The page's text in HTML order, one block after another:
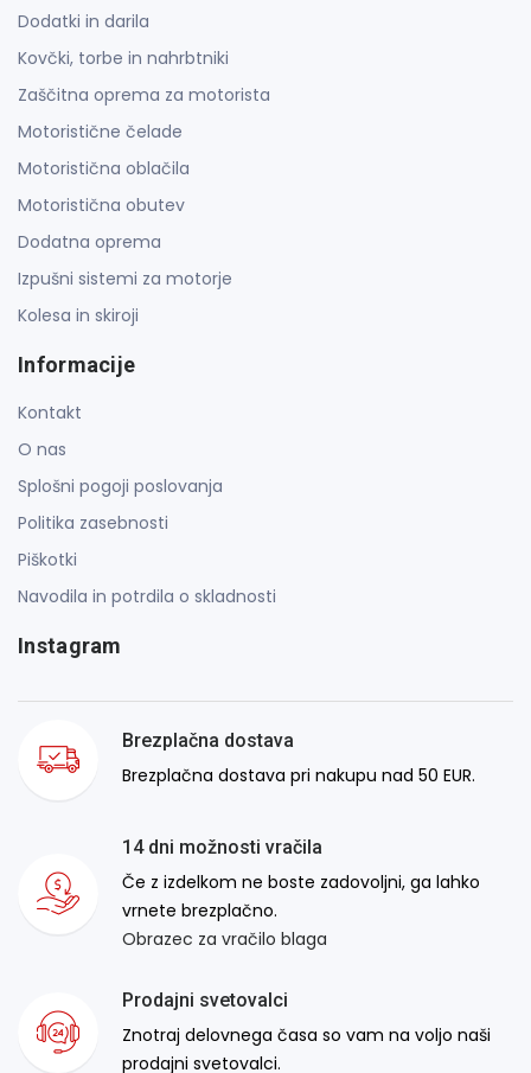
Dodatki in darila
Kovčki, torbe in nahrbtniki
Zaščitna oprema za motorista
Motoristične čelade
Motoristična oblačila
Motoristična obutev
Dodatna oprema
Izpušni sistemi za motorje
Kolesa in skiroji
Informacije
Kontakt
O nas
Splošni pogoji poslovanja
Politika zasebnosti
Piškotki
Navodila in potrdila o skladnosti
Instagram
Brezplačna dostava
Brezplačna dostava pri nakupu nad 50 EUR.
14 dni možnosti vračila
Če z izdelkom ne boste zadovoljni, ga lahko
vrnete brezplačno.
Obrazec za vračilo blaga
Prodajni svetovalci
Znotraj delovnega časa so vam na voljo naši
prodajni svetovalci.